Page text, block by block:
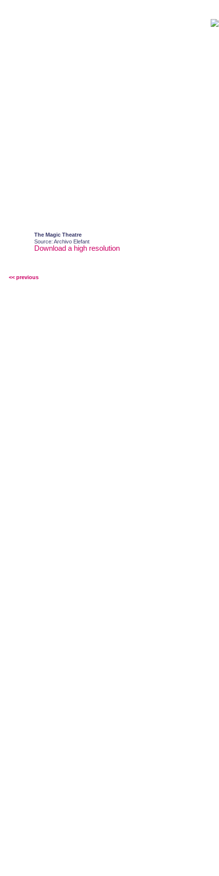
The Magic Theatre
Source: Archivo Elefant
Download a high resolution
<< previous